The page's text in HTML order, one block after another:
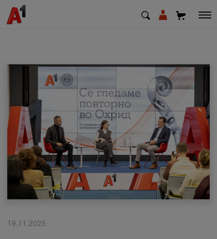
МК SQ
Приватни Деловни
Поддршка
Надополни кредит
19.11.2025